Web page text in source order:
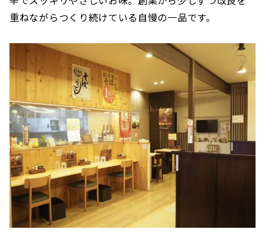
重ねながらつくり続けている自慢の一品です。